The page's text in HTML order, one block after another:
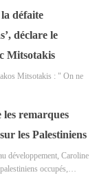
la défaite
déclare le
Mitsotakis
Mitsotakis : " On ne
remarques
les Palestiniens
développement, Caroline
occupés,…